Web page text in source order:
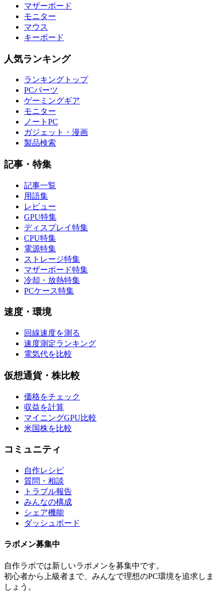
マザーボード
モニター
マウス
キーボード
人気ランキング
ランキングトップ
PCパーツ
ゲーミングギア
モニター
ノートPC
ガジェット・漫画
製品検索
記事・特集
記事一覧
用語集
レビュー
GPU特集
ディスプレイ特集
CPU特集
電源特集
ストレージ特集
マザーボード特集
冷却・放熱特集
PCケース特集
速度・環境
回線速度を測る
速度測定ランキング
電気代を比較
仮想通貨・株比較
価格をチェック
収益を計算
マイニングGPU比較
米国株を比較
コミュニティ
自作レシピ
質問・相談
トラブル報告
みんなの構成
シェア機能
ダッシュボード
ラボメン募集中
自作ラボでは新しいラボメンを募集中です。
初心者から上級者まで、みんなで理想のPC環境を追求しま
しょう。